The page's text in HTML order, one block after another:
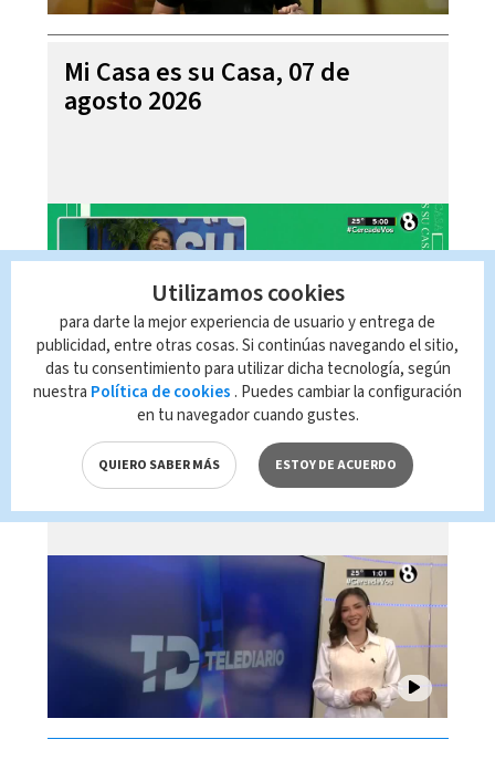
Mi Casa es su Casa, 07 de
agosto 2026
Telediario En Directo con Paula
Brenes, 07 de agosto 2026
Utilizamos cookies
para darte la mejor experiencia de usuario y entrega de
publicidad, entre otras cosas. Si continúas navegando el sitio,
das tu consentimiento para utilizar dicha tecnología, según
nuestra Política de cookies . Puedes cambiar la configuración
en tu navegador cuando gustes.
QUIERO SABER MÁS ESTOY DE ACUERDO